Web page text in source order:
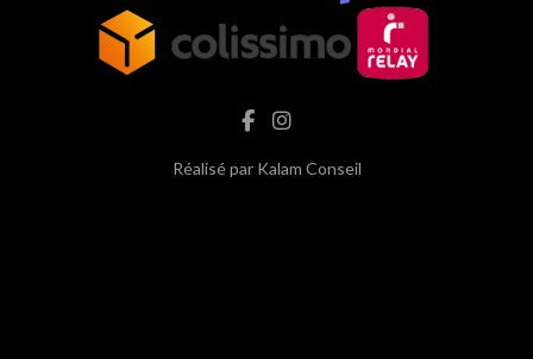
Réalisé par Kalam Conseil